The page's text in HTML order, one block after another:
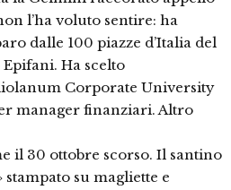
l’ha voluto sentire: ha
dalle 100 piazze d’Italia del
Ha scelto
Corporate University
manager finanziari. Altro
il 30 ottobre scorso. Il santino
stampato su magliette e